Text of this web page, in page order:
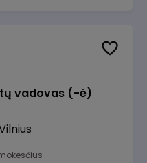
vadovas (-ė)